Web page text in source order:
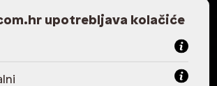
One East 10000
One West
upotrebljava kolačiće